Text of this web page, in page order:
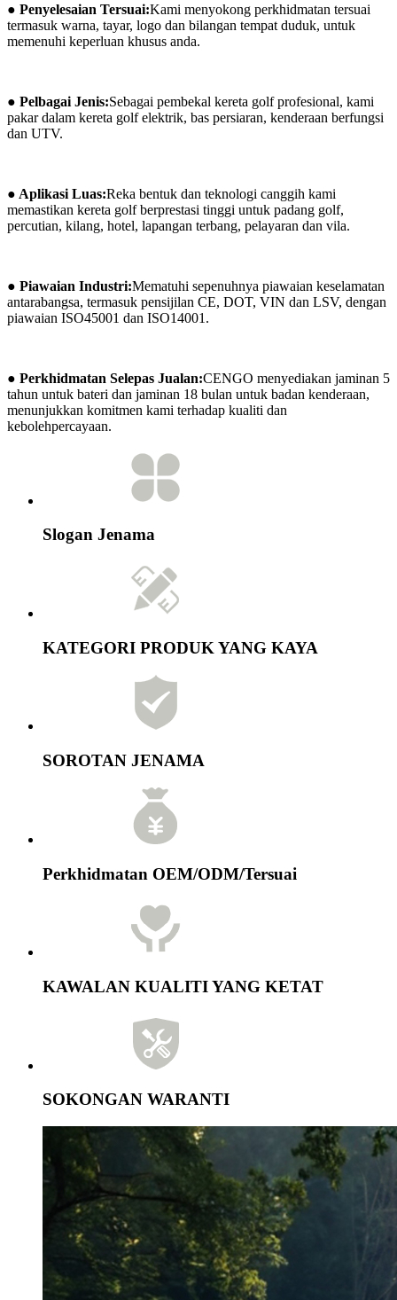
● Penyelesaian Tersuai:Kami menyokong perkhidmatan tersuai
termasuk warna, tayar, logo dan bilangan tempat duduk, untuk
memenuhi keperluan khusus anda.
● Pelbagai Jenis:Sebagai pembekal kereta golf profesional, kami
pakar dalam kereta golf elektrik, bas persiaran, kenderaan berfungsi
dan UTV.
● Aplikasi Luas:Reka bentuk dan teknologi canggih kami
memastikan kereta golf berprestasi tinggi untuk padang golf,
percutian, kilang, hotel, lapangan terbang, pelayaran dan vila.
● Piawaian Industri:Mematuhi sepenuhnya piawaian keselamatan
antarabangsa, termasuk pensijilan CE, DOT, VIN dan LSV, dengan
piawaian ISO45001 dan ISO14001.
● Perkhidmatan Selepas Jualan:CENGO menyediakan jaminan 5
tahun untuk bateri dan jaminan 18 bulan untuk badan kenderaan,
menunjukkan komitmen kami terhadap kualiti dan
kebolehpercayaan.
Slogan Jenama
KATEGORI PRODUK YANG KAYA
SOROTAN JENAMA
Perkhidmatan OEM/ODM/Tersuai
KAWALAN KUALITI YANG KETAT
SOKONGAN WARANTI